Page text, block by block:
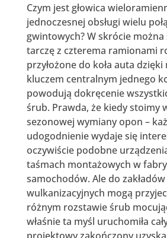
Czym jest głowica
jednoczesnej obsługi wielu
gwintowych? W skrócie
tarczę z czterema ramionami
przyłożone do koła auta
kluczem centralnym jednego
powodują dokręcenie
śrub. Prawda, że kiedy stoimy
sezonowej wymiany opon –
udogodnienie wydaje się
oczywiście podobne
taśmach montażowych w
samochodów. Ale do zakładów
wulkanizacyjnych mogą
różnym rozstawie śrub
właśnie ta myśl uruchomiła